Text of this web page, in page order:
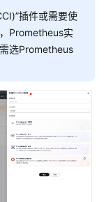
插件或需要使
Prometheus实
选Prometheus